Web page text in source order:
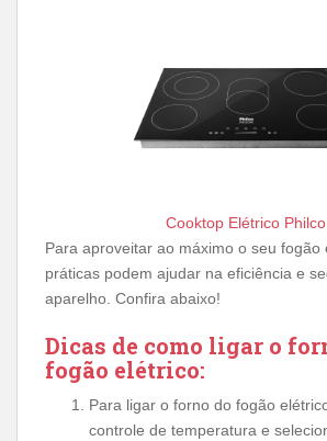
Cooktop Elétrico Philco
Para aproveitar ao máximo o seu fogão
práticas podem ajudar na eficiência e
aparelho. Confira abaixo!
Dicas de como ligar o
fogão elétrico:
Para ligar o forno do fogão
controle de temperatura e